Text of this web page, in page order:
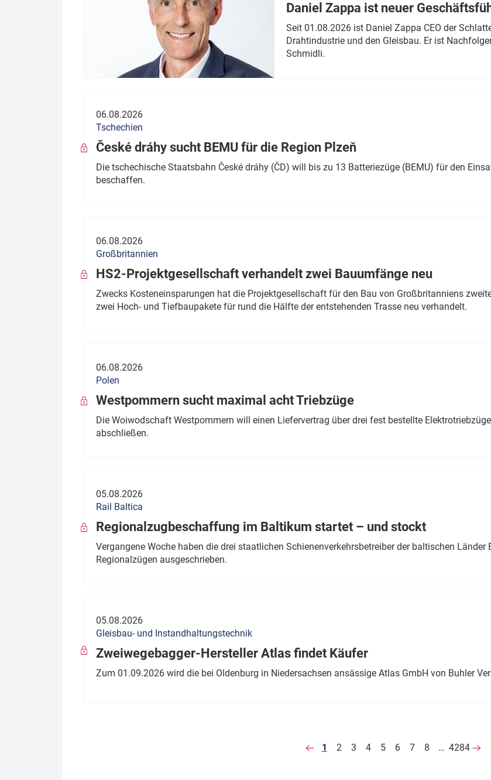
Daniel Zappa ist neuer
Seit 01.08.2026 ist Daniel Zappa CEO der
Drahtindustrie und den Gleisbau. Er ist
Schmidli.
06.08.2026
Tschechien
České dráhy sucht BEMU für die Region Plzeň
Die tschechische Staatsbahn České dráhy (ČD) will bis zu 13 Batteriezüge (BEMU) für den
beschaffen.
06.08.2026
Großbritannien
HS2-Projektgesellschaft verhandelt zwei Bauumfänge neu
Zwecks Kosteneinsparungen hat die Projektgesellschaft für den Bau von Großbritanniens
zwei Hoch- und Tiefbaupakete für rund die Hälfte der entstehenden Trasse neu verhandelt.
06.08.2026
Polen
Westpommern sucht maximal acht Triebzüge
Die Woiwodschaft Westpommern will einen Liefervertrag über drei fest bestellte
abschließen.
05.08.2026
Rail Baltica
Regionalzugbeschaffung im Baltikum startet – und stockt
Vergangene Woche haben die drei staatlichen Schienenverkehrsbetreiber der baltischen
Regionalzügen ausgeschrieben.
05.08.2026
Gleisbau- und Instandhaltungstechnik
Zweiwegebagger-Hersteller Atlas findet Käufer
Zum 01.09.2026 wird die bei Oldenburg in Niedersachsen ansässige Atlas GmbH von Buhler
1 2 3 4 5 6 7 8 … 4284